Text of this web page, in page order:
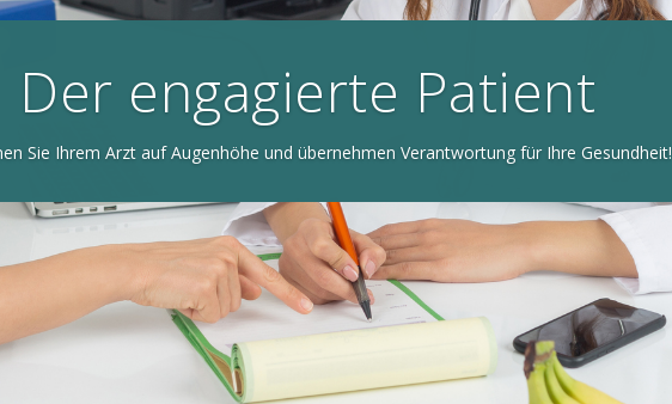
Der engagierte Patient
Sie Ihrem Arzt auf Augenhöhe und übernehmen Verantwortung für Ihre Gesundheit!